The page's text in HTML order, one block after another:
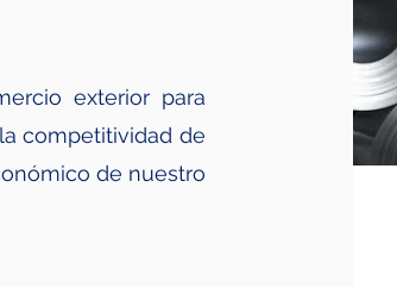
exterior para
competitividad de
de nuestro